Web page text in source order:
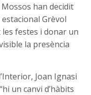
han decidit
Grèvol
festes i donar un
la presència
Joan Ignasi
un canvi d’hàbits